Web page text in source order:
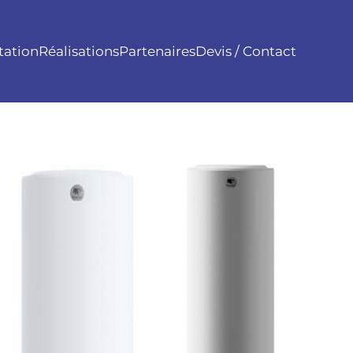
RéalisationsPartenairesDevis / Contact